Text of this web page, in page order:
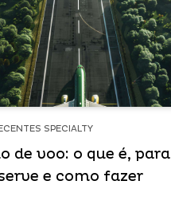
SPECIALTY
de voo: o que é, para
e como fazer